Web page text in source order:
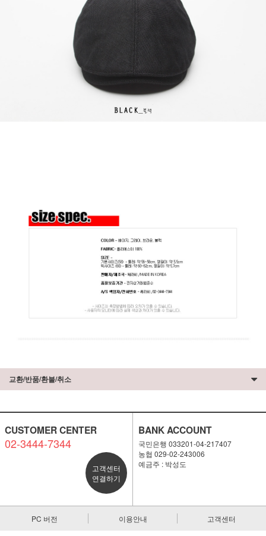
교환/반품/환불/취소
CUSTOMER CENTER
02-3444-7344
고객센터
연결하기
BANK ACCOUNT
국민은행 033201-04-217407
농협 029-02-243006
예금주 : 박성도
PC 버전 이용안내 고객센터